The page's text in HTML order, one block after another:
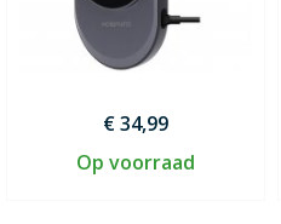
€ 34,99
Op voorraad